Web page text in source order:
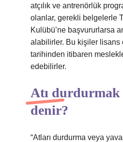
atçılık ve antrenörlük
olanlar, gerekli belgelerle
Kulübü’ne başvururlarsa
alabilirler. Bu kişiler lisans
tarihinden itibaren
edebilirler.
Atı durdurmak
denir?
“Atları durdurma veya